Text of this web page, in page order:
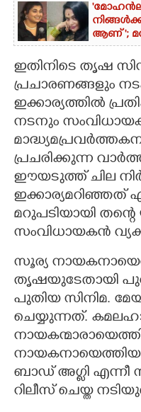
ആണ് ';
ഇതിനിടെ തൃഷ
പ്രചാരണങ്ങളും
ഇക്കാര്യത്തിൽ
നടനും
പ്രചരിക്കുന്ന
ഈയടുത്ത് ചില
ഇക്കാര്യമറിഞ്ഞത്
മറുപടിയായി
സംവിധായകൻ
സൂര്യ
തൃഷയുടേതായി
പുതിയ സിനിമ.
ചെയ്യുന്നത്.
നായകനായെത്തിയ
ബാഡ് അഗ്ളി
റിലീസ് ചെയ്ത